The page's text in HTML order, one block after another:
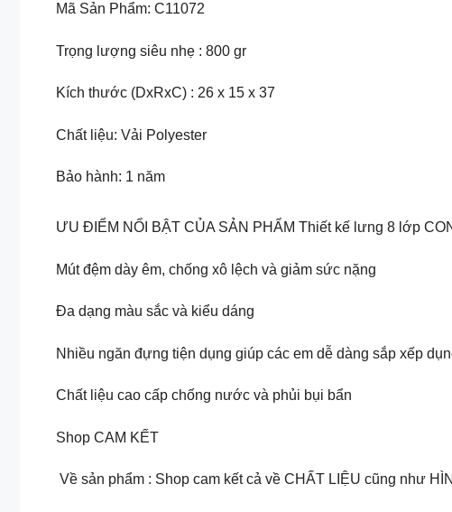
Mã Sản Phẩm: C11072
Trọng lượng siêu nhẹ : 800 gr
Kích thước (DxRxC) : 26 x 15 x 37
Chất liệu: Vải Polyester
Bảo hành: 1 năm
ƯU ĐIỂM NỔI BẬT CỦA SẢN PHẨM Thiết kế lưng 8 lớp
Mút đệm dày êm, chống xô lệch và giảm sức nặng
Đa dạng màu sắc và kiểu dáng
Nhiều ngăn đựng tiện dụng giúp các em dễ dàng sắp xếp
Chất liệu cao cấp chống nước và phủi bụi bẩn
Shop CAM KẾT
Về sản phẩm : Shop cam kết cả về CHẤT LIỆU cũng như